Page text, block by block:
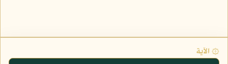
۞ الآية